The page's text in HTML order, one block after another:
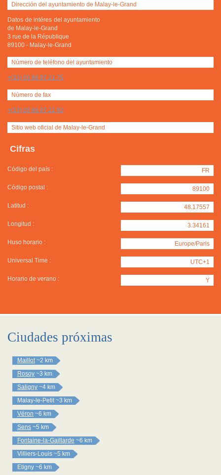
Dirección del ayuntamiento de Malay-le-Grand
Datos de intéres del ayuntamiento
de Malay-le-Grand
3 rue de la République
89100 - Malay-le-Grand
Número de teléfono del ayuntamiento
+(33) 03 86 97 21 75
Número de fax
+(33) 03 86 97 22 92
Sitio web oficial de Malay-le-Grand
Cifras
Código del país : FR
Código postal : 89100
Latitud : 48.17557
Longitud : 3.34161
Huso horario : Europe/Paris
Universal Time : UTC+1
Horario de verano : Y
Ciudades próximas
Maillot ~2 km
Rosoy ~3 km
Saligny ~4 km
Malay-le-Petit ~3 km
Véron ~6 km
Sens ~5 km
Fontaine-la-Gaillarde ~6 km
Villiers-Louis ~5 km
Etigny ~6 km